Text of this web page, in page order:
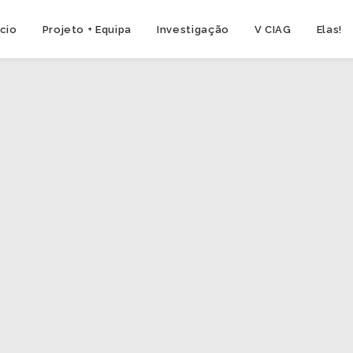
Projeto + Equipa Investigação V CIAG Elas!